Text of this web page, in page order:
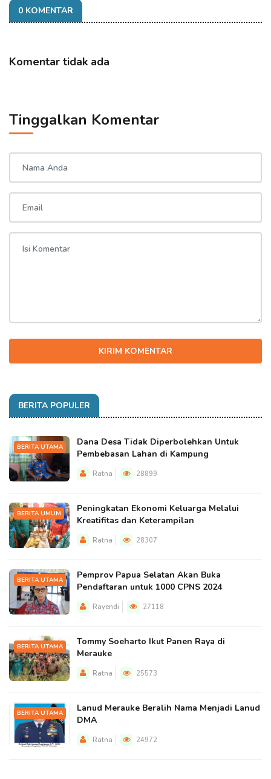
0 KOMENTAR
Komentar tidak ada
Tinggalkan Komentar
KIRIM KOMENTAR
BERITA POPULER
BERITA UTAMA
Dana Desa Tidak Diperbolehkan Untuk
Pembebasan Lahan di Kampung
Ratna 28899
BERITA UMUM
Peningkatan Ekonomi Keluarga Melalui
Kreatifitas dan Keterampilan
Ratna 28307
BERITA UTAMA
Pemprov Papua Selatan Akan Buka
Pendaftaran untuk 1000 CPNS 2024
Rayendi 27118
BERITA UTAMA
Tommy Soeharto Ikut Panen Raya di
Merauke
Ratna 25573
BERITA UTAMA
Lanud Merauke Beralih Nama Menjadi Lanud
DMA
Ratna 24972